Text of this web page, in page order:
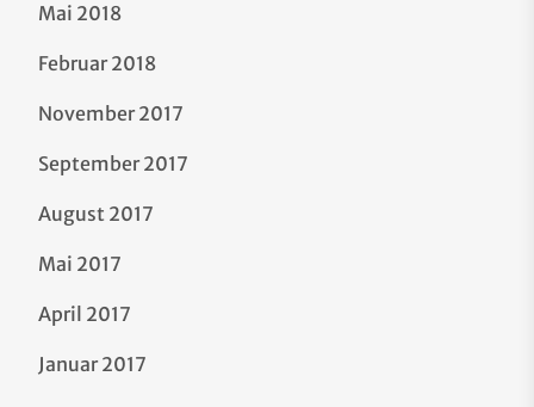
Mai 2018
Februar 2018
November 2017
September 2017
August 2017
Mai 2017
April 2017
Januar 2017